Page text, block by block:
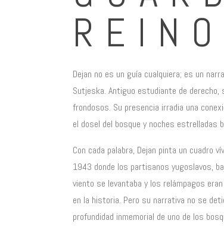
Dejan no es un guía cualquiera; es un
Sutjeska. Antiguo estudiante de
frondosos. Su presencia irradia una
el dosel del bosque y noches estrelladas
Con cada palabra, Dejan pinta un cuadro
1943 donde los partisanos yugoslavos,
viento se levantaba y los relámpagos
en la historia. Pero su narrativa no se
profundidad inmemorial de uno de los